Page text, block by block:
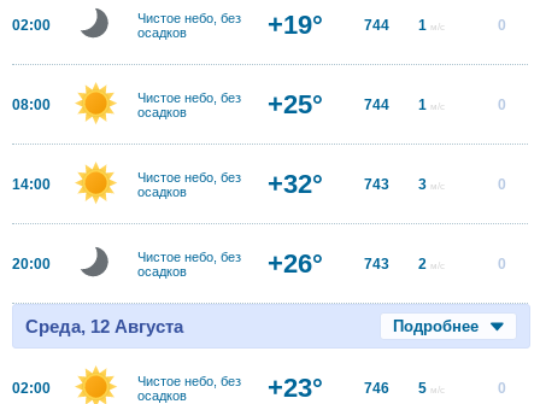
02:00
Чистое небо, без
осадков
+19° 744 1 м/с 0
08:00
Чистое небо, без
осадков
+25° 744 1 м/с 0
14:00
Чистое небо, без
осадков
+32° 743 3 м/с 0
20:00
Чистое небо, без
осадков
+26° 743 2 м/с 0
Среда, 12 Августа Подробнее
02:00
Чистое небо, без
осадков
+23° 746 5 м/с 0